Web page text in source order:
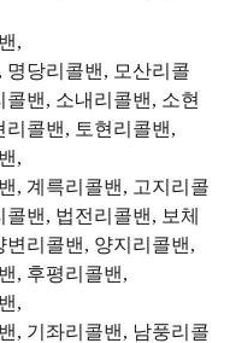
,
명당리콜밴, 모산리콜
밴, 소내리콜밴, 소현
콜밴, 토현리콜밴,
,
, 계륵리콜밴, 고지리콜
밴, 법전리콜밴, 보체
리콜밴, 양지리콜밴,
, 후평리콜밴,
,
, 기좌리콜밴, 남풍리콜